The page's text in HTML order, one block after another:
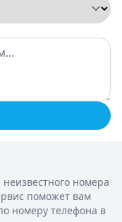
номера
поможет вам
номеру телефона в